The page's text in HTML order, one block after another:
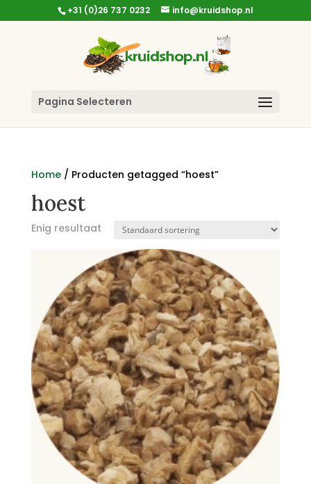
+31 (0)26 737 0232 info@kruidshop.nl
Pagina Selecteren
Home/ Producten getagged “hoest”
hoest
Enig resultaat